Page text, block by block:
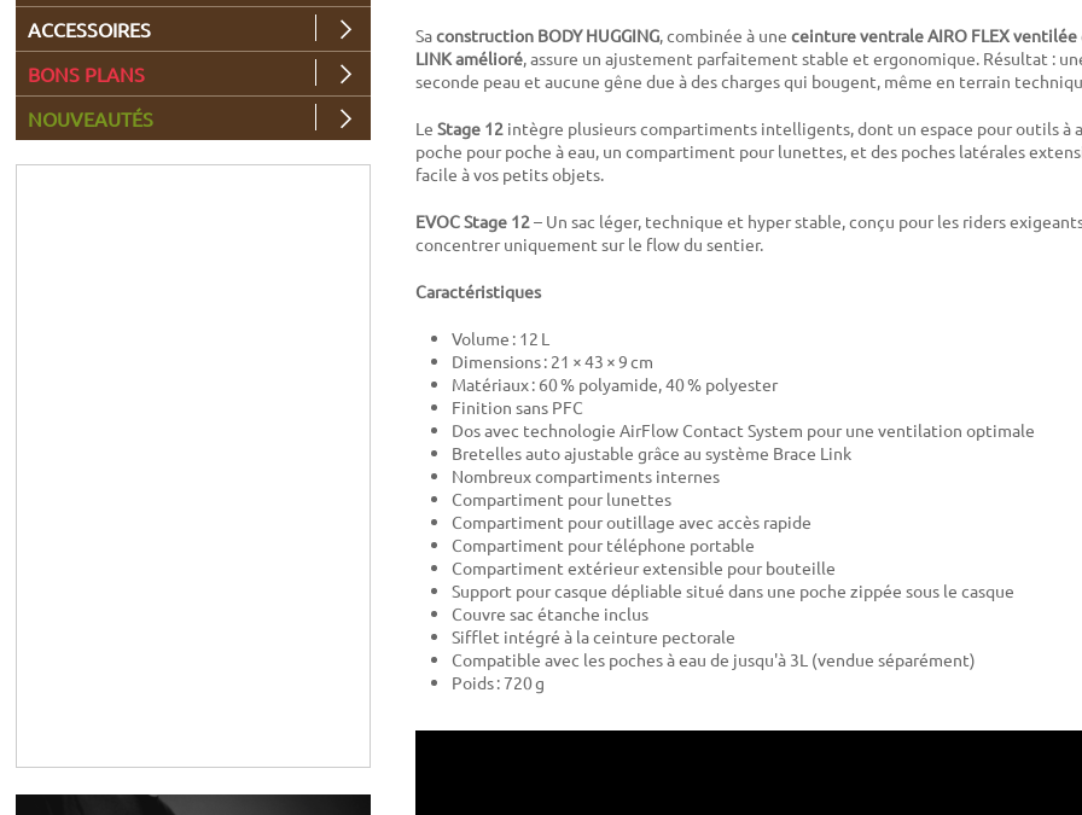
Saconstruction BODY HUGGING, combinée à une ceinture ventrale AIRO FLEX ventilée
LINK amélioré, assure un ajustement parfaitement stable et ergonomique. Résultat :
seconde peau et aucune gêne due à des charges qui bougent, même en terrain
Le Stage 12 intègre plusieurs compartiments intelligents, dont un espace pour outils à
poche pour poche à eau, un compartiment pour lunettes, et des poches latérales
facile à vos petits objets.
EVOC Stage 12– Un sac léger, technique et hyper stable, conçu pour les riders
concentrer uniquement sur le flow du sentier.
Caractéristiques
Volume : 12 L
Dimensions : 21 × 43 × 9 cm
Matériaux : 60 % polyamide, 40 % polyester
Finition sans PFC
Dos avec technologie AirFlow Contact System pour une ventilation optimale
Bretelles auto ajustable grâce au système Brace Link
Nombreux compartiments internes
Compartiment pour lunettes
Compartiment pour outillage avec accès rapide
Compartiment pour téléphone portable
Compartiment extérieur extensible pour bouteille
Support pour casque dépliable situé dans une poche zippée sous le casque
Couvre sac étanche inclus
Sifflet intégré à la ceinture pectorale
Compatible avec les poches à eau de jusqu'à 3L (vendue séparément)
Poids : 720 g
ACCESSOIRES
BONS PLANS
NOUVEAUTÉS